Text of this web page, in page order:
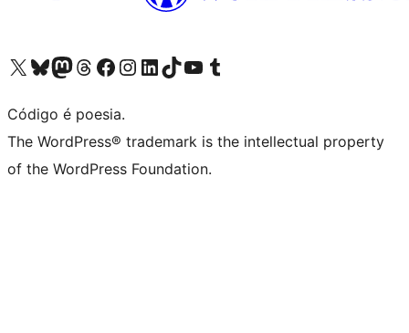
Visite a nossa conta X (antigo Twitter)
Visit our Bluesky account
Visit our Mastodon account
Visit our Threads account
Visite a nossa página do Facebook
Visite a nossa conta no Instagram
Visite a nossa conta no LinkedIn
Visit our TikTok account
Visit our YouTube channel
Visit our Tumblr account
Código é poesia.
The WordPress® trademark is the intellectual property
of the WordPress Foundation.